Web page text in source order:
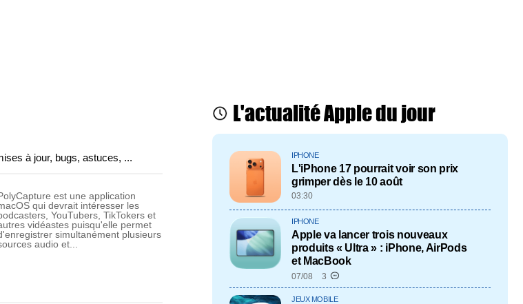
à jour, bugs, astuces, ...
est une application
qui devrait intéresser les
YouTubers, TikTokers et
vidéastes puisqu'elle permet
simultanément plusieurs
audio et...
L'actualité Apple du jour
IPHONE
L'iPhone 17 pourrait voir son prix
grimper dès le 10 août
03:30
IPHONE
Apple va lancer trois nouveaux
produits « Ultra » : iPhone, AirPods
et MacBook
07/08 3
JEUX MOBILE